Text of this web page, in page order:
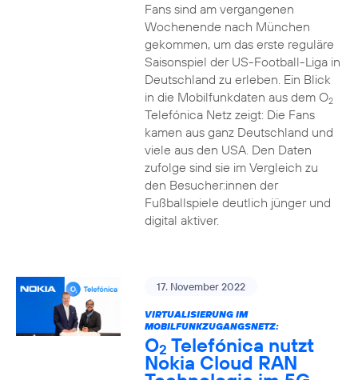
Fans sind am vergangenen
Wochenende nach München
gekommen, um das erste reguläre
Saisonspiel der US-Football-Liga in
Deutschland zu erleben. Ein Blick
in die Mobilfunkdaten aus dem O2
Telefónica Netz zeigt: Die Fans
kamen aus ganz Deutschland und
viele aus den USA. Den Daten
zufolge sind sie im Vergleich zu
den Besucher:innen der
Fußballspiele deutlich jünger und
digital aktiver.
17. November 2022
VIRTUALISIERUNG IM
MOBILFUNKZUGANGSNETZ:
O2 Telefónica nutzt
Nokia Cloud RAN